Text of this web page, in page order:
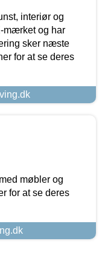
interiør og
mærket og har
sker næste
for at se deres
møbler og
for at se deres